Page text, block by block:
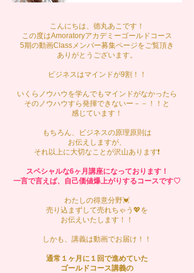
こんにちは、徳丸あこです！
この度はAmoratoryアカデミーゴールドコース
5期の動画Classメンバー募集ページをご覧頂き
ありがとうございます。
ビジネスはマインドが9割！！
いくらノウハウを学んでもマインドがなかったら
そのノウハウすら発揮できないー－－！！と
感じています！
もちろん、ビジネスの原理原則は
お伝えしますが、
それ以上に大切なことが沢山あります❗️
スペシャルな6ヶ月講座になっております！
一言で言えば、自己価値爆上がりするコースです♡
わたしの得意分野💓
売り込まずして売れちゃう💖を
お伝えいたします！！
しかも、講義は動画でお届け！！
通常１ヶ月に１回で進めていた
ゴールドコース講義の